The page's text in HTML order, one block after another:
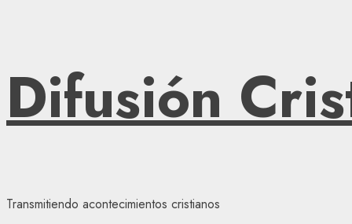
al
contenido
Difusión
Transmitiendo acontecimientos cristianos